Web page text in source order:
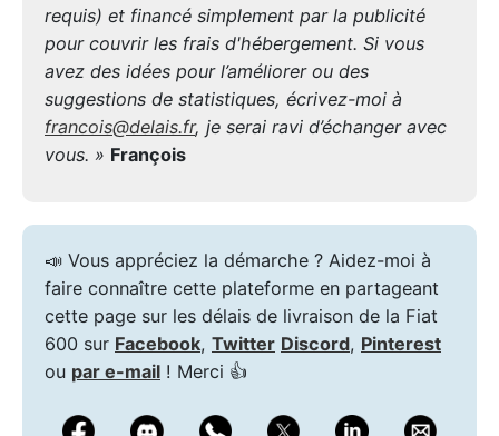
requis) et financé simplement par la publicité
pour couvrir les frais d'hébergement. Si vous
avez des idées pour l’améliorer ou des
suggestions de statistiques, écrivez-moi à
francois@delais.fr, je serai ravi d’échanger avec
vous. » François
📣 Vous appréciez la démarche ? Aidez-moi à
faire connaître cette plateforme en partageant
cette page sur les délais de livraison de la Fiat
600 sur Facebook, Twitter Discord, Pinterest
ou par e-mail ! Merci 👍